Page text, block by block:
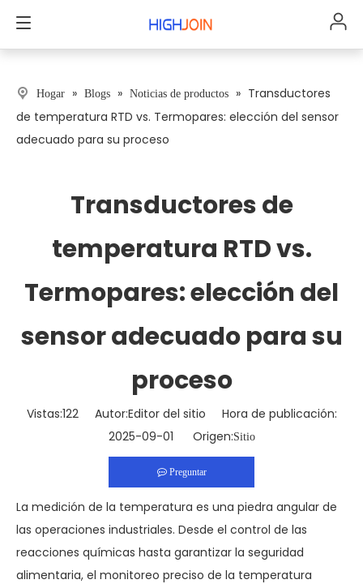
Hogar » Blogs » Noticias de productos » Transductores
de temperatura RTD vs. Termopares: elección del sensor
adecuado para su proceso
Transductores de
temperatura RTD vs.
Termopares: elección del
sensor adecuado para su
proceso
Vistas:122Autor:Editor del sitio Hora de publicación:
2025-09-01 Origen:Sitio
Preguntar
La medición de la temperatura es una piedra angular de
las operaciones industriales. Desde el control de las
reacciones químicas hasta garantizar la seguridad
alimentaria, el monitoreo preciso de la temperatura